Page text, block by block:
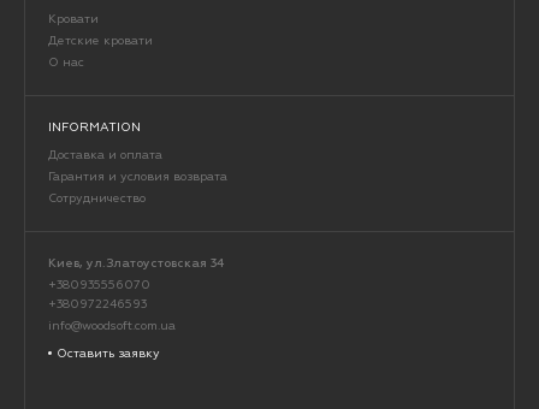
Кровати
Детские кровати
О нас
INFORMATION
Доставка и оплата
Гарантия и условия возврата
Сотрудничество
Киев, ул.Златоустовская 34
+380935556070
+380972246593
info@woodsoft.com.ua
Оставить заявку